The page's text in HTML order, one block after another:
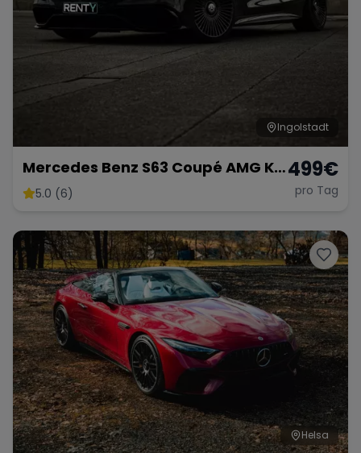
Ingolstadt
Mercedes Benz S63 Coupé AMG KM
FREI5.0 (6)
499€
pro Tag
Helsa